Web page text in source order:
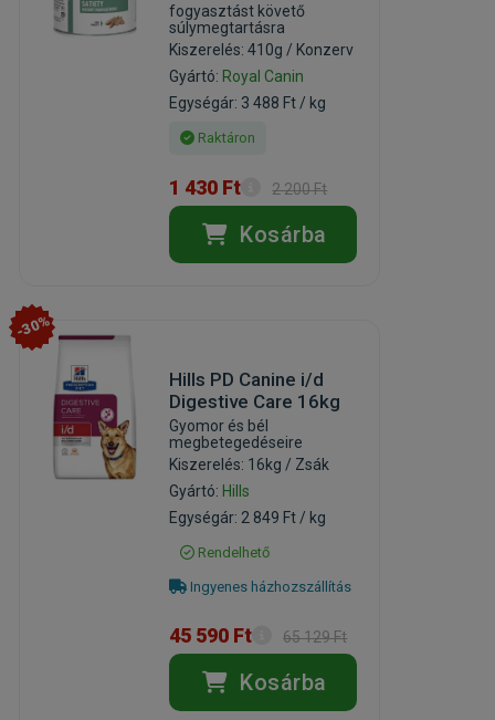
fogyasztást követő
súlymegtartásra
Kiszerelés: 410g / Konzerv
Gyártó: Royal Canin
Egységár: 3 488 Ft / kg
Raktáron
1 430 Ft 2 200 Ft
Kosárba
-30%
Hills PD Canine i/d
Digestive Care 16kg
Gyomor és bél
megbetegedéseire
Kiszerelés: 16kg / Zsák
Gyártó: Hills
Egységár: 2 849 Ft / kg
Rendelhető
Ingyenes házhozszállítás
45 590 Ft 65 129 Ft
Kosárba